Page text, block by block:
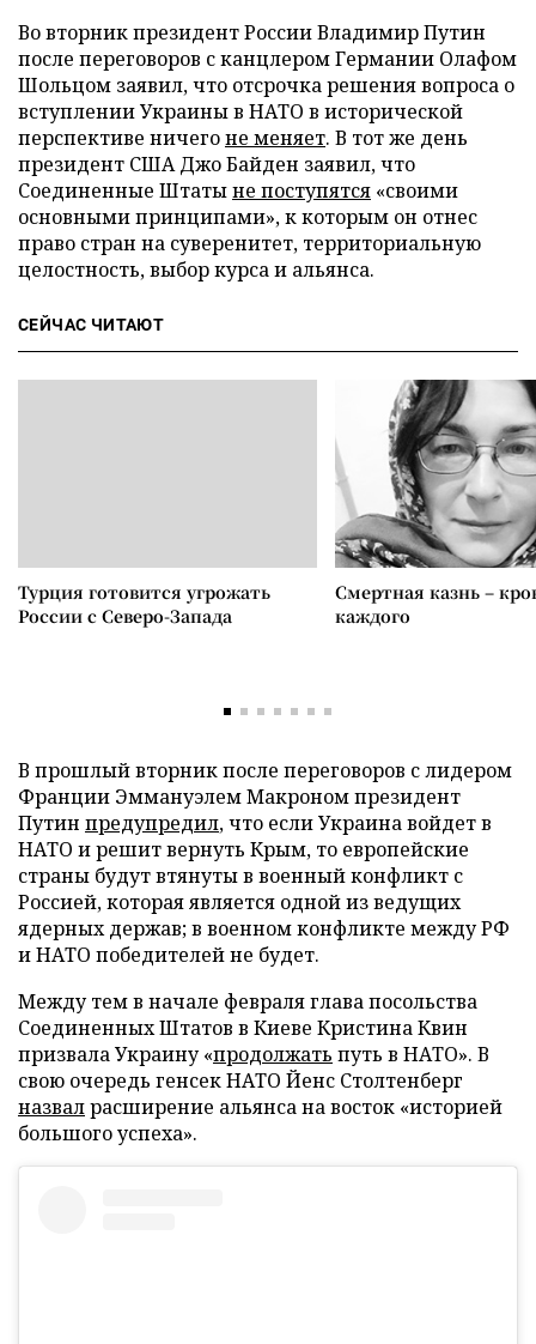
Во вторник президент России Владимир Путин
после переговоров с канцлером Германии Олафом
Шольцом заявил, что отсрочка решения вопроса о
вступлении Украины в НАТО в исторической
перспективе ничегоне меняет. В тот же день
президент США Джо Байден заявил, что
Соединенные Штатыне поступятся «своими
основными принципами», к которым он отнес
право стран на суверенитет, территориальную
целостность, выбор курса и альянса.
СЕЙЧАС ЧИТАЮТ
Турция готовится угрожать
России с Северо-Запада
Смертная казнь –
каждого
В прошлый вторник после переговоров с лидером
Франции Эммануэлем Макроном президент
Путин предупредил, что если Украина войдет в
НАТО и решит вернуть Крым, то европейские
страны будут втянуты в военный конфликт с
Россией, которая является одной из ведущих
ядерных держав; в военном конфликте между РФ
и НАТО победителей не будет.
Между тем в начале февраля глава посольства
Соединенных Штатов в Киеве Кристина Квин
призвала Украину «продолжать путь в НАТО». В
свою очередь генсек НАТО Йенс Столтенберг
назвалрасширение альянса на восток «историей
большого успеха».